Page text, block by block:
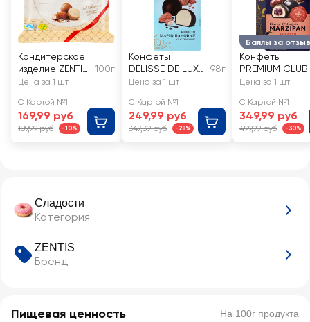
Сладости
Категория
ZENTIS
Бренд
Пищевая ценность На 100г продукта
Кондитерское
изделие ZENTIS
Марципановая
Центис
100г
Цена за 1 шт
С Картой №1
169,99 руб
189,99 руб -10%
Конфеты
DELISSE DE LUXE
Марципановые
98г
Цена за 1 шт
С Картой №1
249,99 руб
347,39 руб -28%
Баллы за отзыв
Конфеты
PREMIUM CLUB
марципановые
начинкой и
коньяком
Цена за 1 шт
С Картой №1
349,99 руб
499,99 руб -30%